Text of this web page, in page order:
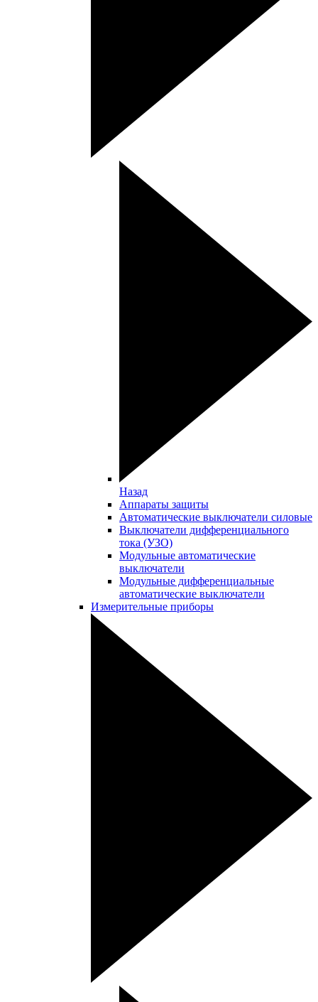
Назад
Аппараты защиты
Автоматические выключатели силовые
Выключатели дифференциального
тока (УЗО)
Модульные автоматические
выключатели
Модульные дифференциальные
автоматические выключатели
Измерительные приборы